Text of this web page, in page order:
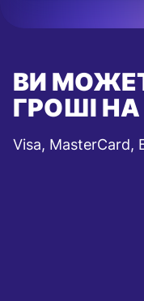
ВИ
ГРОШІ НА
Visa, MasterCard,